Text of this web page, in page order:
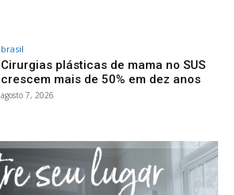
brasil
Cirurgias plásticas de mama no SUS
crescem mais de 50% em dez anos
agosto 7, 2026